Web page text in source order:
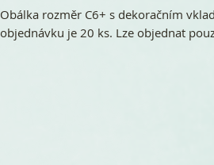
Obálka rozměr C6+ s dekoračním
objednávku je 20 ks. Lze objednat